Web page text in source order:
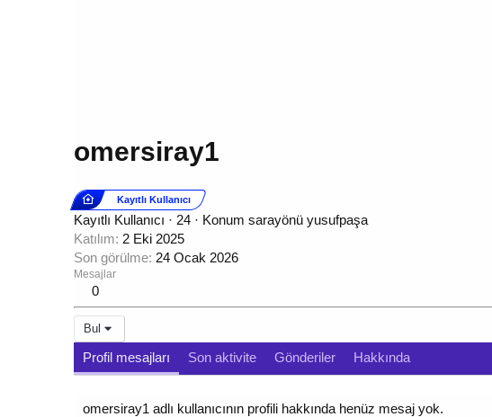
omersiray1
Kayıtlı Kullanıcı
Kayıtlı Kullanıcı · 24 · Konum sarayönü yusufpaşa
Katılım 2 Eki 2025
Son görülme 24 Ocak 2026
Mesajlar
0
Bul
Profil mesajları Son aktivite Gönderiler Hakkında
omersiray1 adlı kullanıcının profili hakkında henüz mesaj yok.